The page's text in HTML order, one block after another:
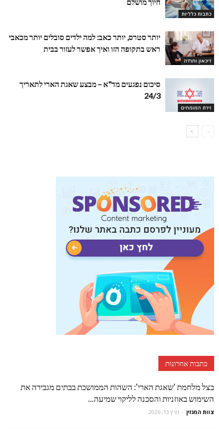
כתבות כלליות
חיוך מושלם
דיכאון וחרדה
יותר סטרס, יותר כאב: למה ילדים סובלים יותר מכאבי
ראש בתקופה הזו ואיך אפשר לעזור בבית
זירת המומחים
סיכום נפגעים מד"א – מבצע שאגת הארי לתאריך
24/3
כתבות אחרונות
בצל מלחמת 'שאגת הארי': השהות הממושכת בבתים מגבירה את
השימוש באוזניות והסכנה לליקוי שמיעה...
צוות המגזין - מרץ 13, 2026